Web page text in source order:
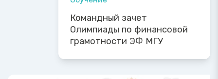
Командный зачет
Олимпиады по финансовой
грамотности ЭФ МГУ